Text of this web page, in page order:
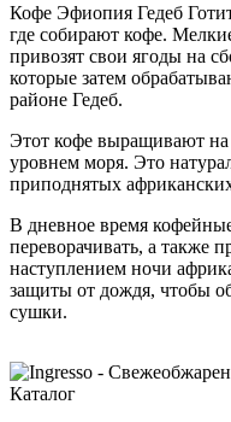
Кофе Эфиопия Гедеб
где собирают кофе.
привозят свои ягоды на
которые затем
районе Гедеб.
Этот кофе выращивают на
уровнем моря. Это
приподнятых
В дневное время
переворачивать, а также
наступлением ночи
защиты от дождя, чтобы
сушки.
Каталог